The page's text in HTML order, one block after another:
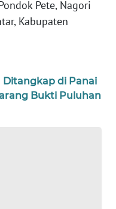
Pete, Nagori
Kabupaten
Ditangkap di Panai
Bukti Puluhan